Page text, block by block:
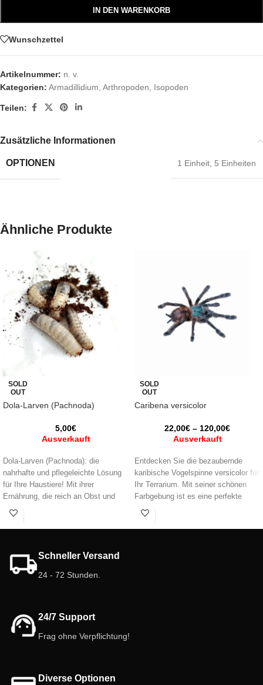
IN DEN WARENKORB
Wunschzettel
Artikelnummer: n. v.
Kategorien: Armadillidium Arthropoden Isopoden
Teilen:
Zusätzliche Informationen
OPTIONEN 1 Einheit 5 Einheiten
Ähnliche Produkte
SOLD
OUT
Dola-Larven (Pachnoda)
5,00€
Ausverkauft
Dola-Larven (Pachnoda): die
nahrhafte und pflegeleichte Lösung
für Ihre Haustiere! Mit ihrer
Ernährung, die reich an Obst und
Gemüse ist, sind sie eine
und Amphibien. Wählen Sie das
Beste für Ihre Haustiere!
SOLD
OUT
Caribena versicolor
22,00€ – 120,00€
Ausverkauft
Entdecken Sie die bezaubernde
karibische Vogelspinne versicolor für
Ihr Terrarium. Mit seiner schönen
Farbgebung ist es eine perfekte
Ergänzung für jeden Spinnenfan. Wir
Schneller Versand
24 - 72 Stunden.
24/7 Support
Frag ohne Verpflichtung!
Diverse Optionen